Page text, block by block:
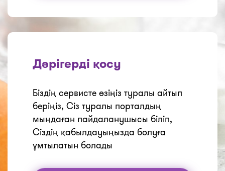
Дәрігерді қосу
Біздің сервисте өзіңіз туралы айтып
беріңіз, Сіз туралы порталдың
мыңдаған пайдаланушысы біліп,
Сіздің қабылдауыңызда болуға
ұмтылатын болады